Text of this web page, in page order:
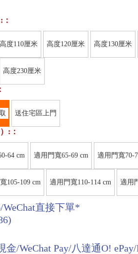
高度110厘米 高度120厘米 高度130厘米
高度230厘米
送住宅區上門
:：
64 cm 適用門寬65-69 cm 適用門寬70-
105-109 cm 適用門寬110-114 cm 適用
直接下單*
/WeChat Pay/八達通O! ePay/